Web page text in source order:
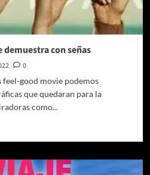
demuestra con señas
0
feel-good movie podemos
que quedaran para la
como...